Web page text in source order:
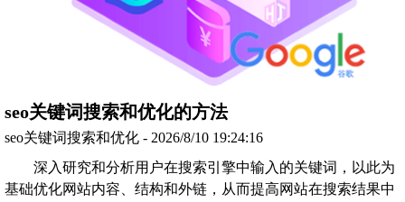
seo关键词搜索和优化的方法
seo关键词搜索和优化 - 2026/8/10 19:24:16
深入研究和分析用户在搜索引擎中输入的关键词，以此为
基础优化网站内容、结构和外链，从而提高网站在搜索结果中